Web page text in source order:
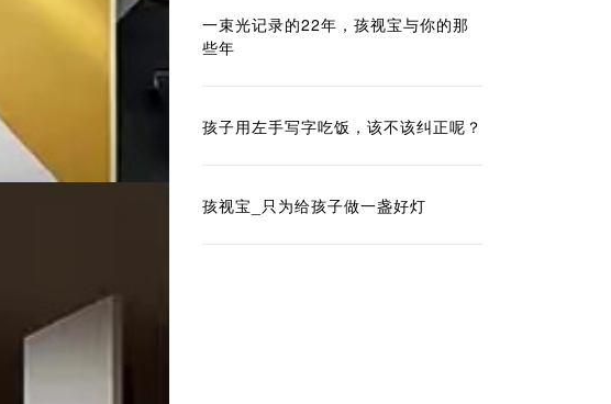
一束光记录的22年，孩视宝与你的那
些年
孩子用左手写字吃饭，该不该纠正呢？
孩视宝_只为给孩子做一盏好灯